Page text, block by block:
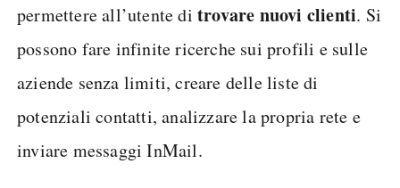
permettere all’utente di trovare nuovi clienti. Si
possono fare infinite ricerche sui profili e sulle
aziende senza limiti, creare delle liste di
potenziali contatti, analizzare la propria rete e
inviare messaggi InMail.